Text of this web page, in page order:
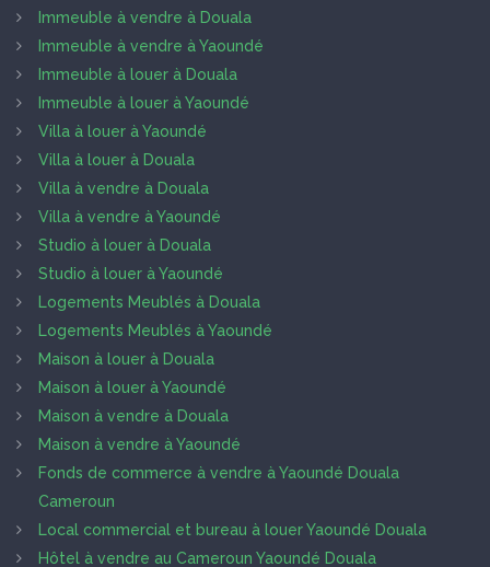
Immeuble à vendre à Douala
Immeuble à vendre à Yaoundé
Immeuble à louer à Douala
Immeuble à louer à Yaoundé
Villa à louer à Yaoundé
Villa à louer à Douala
Villa à vendre à Douala
Villa à vendre à Yaoundé
Studio à louer à Douala
Studio à louer à Yaoundé
Logements Meublés à Douala
Logements Meublés à Yaoundé
Maison à louer à Douala
Maison à louer à Yaoundé
Maison à vendre à Douala
Maison à vendre à Yaoundé
Fonds de commerce à vendre à Yaoundé Douala
Cameroun
Local commercial et bureau à louer Yaoundé Douala
Hôtel à vendre au Cameroun Yaoundé Douala